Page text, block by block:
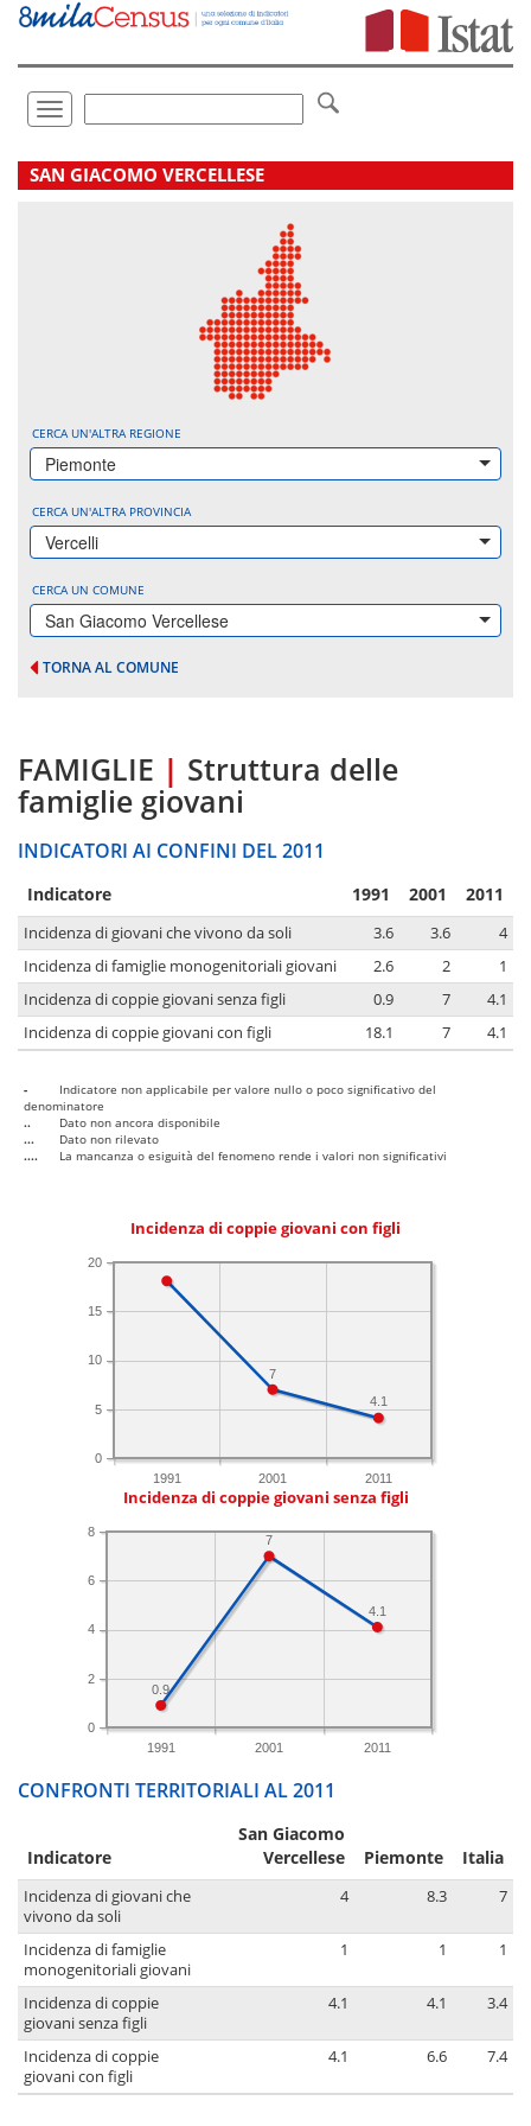
Vai
direttamente
Toggle
navigation
.
SAN GIACOMO VERCELLESE
CERCA UN'ALTRA REGIONE
Piemonte
CERCA UN'ALTRA PROVINCIA
Vercelli
CERCA UN COMUNE
San Giacomo Vercellese
TORNA AL COMUNE
FAMIGLIE | Struttura delle
famiglie giovani
INDICATORI AI CONFINI DEL 2011
Indicatore 1991 2001 2011
Incidenza di giovani che vivono da soli 3.6 3.6
4
Incidenza di famiglie monogenitoriali giovani
2.6 2
1
Incidenza di coppie giovani senza figli
0.9 7
4.1
Incidenza di coppie giovani con figli
18.1 7 4.1
-
Indicatore non applicabile per valore nullo o poco significativo del
denominatore
..
Dato non ancora disponibile
...
Dato non rilevato
....
La mancanza o esiguità del fenomeno rende i valori non significativi
Incidenza di coppie giovani con figli
1991 2001 2011
0
5
10
15
20
4.1
7
Incidenza di coppie giovani senza figli
1991 2001 2011
0
2
4
6
8
4.1
7
0.9
CONFRONTI TERRITORIALI AL 2011
Indicatore
San Giacomo
Vercellese
Piemonte Italia
Incidenza di giovani che
vivono da soli
4 8.3 7
Incidenza di famiglie
monogenitoriali giovani
1 1 1
Incidenza di coppie
giovani senza figli
4.1 4.1 3.4
Incidenza di coppie
giovani con figli
4.1 6.6 7.4